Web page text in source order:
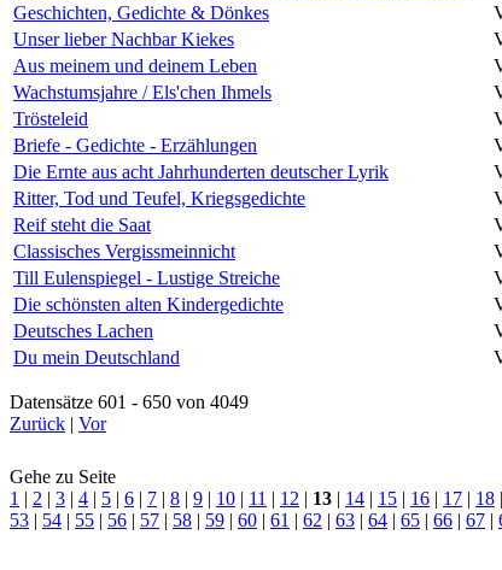
Geschichten, Gedichte & Dönkes
Unser lieber Nachbar Kiekes
Aus meinem und deinem Leben
Wachstumsjahre / Els'chen Ihmels
Trösteleid
Briefe - Gedichte - Erzählungen
Die Ernte aus acht Jahrhunderten deutscher Lyrik
Ritter, Tod und Teufel, Kriegsgedichte
Reif steht die Saat
Classisches Vergissmeinnicht
Till Eulenspiegel - Lustige Streiche
Die schönsten alten Kindergedichte
Deutsches Lachen
Du mein Deutschland
Datensätze 601 - 650 von 4049
Zurück | Vor
Gehe zu Seite
1 | 2 | 3 | 4 | 5 | 6 | 7 | 8 | 9 | 10 | 11 | 12 | 13 | 14 | 15 | 16 | 17 | 18 |
53 | 54 | 55 | 56 | 57 | 58 | 59 | 60 | 61 | 62 | 63 | 64 | 65 | 66 | 67 |